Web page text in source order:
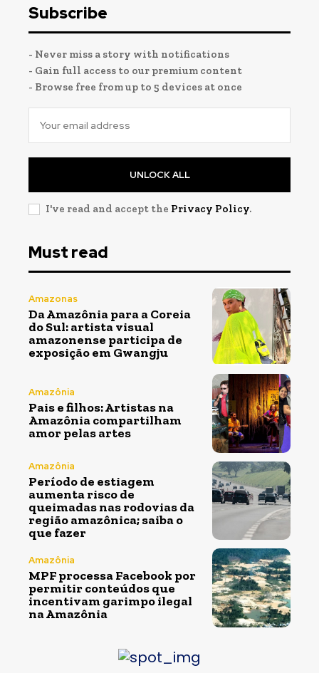
Subscribe
- Never miss a story with notifications
- Gain full access to our premium content
- Browse free from up to 5 devices at once
UNLOCK ALL
I've read and accept the Privacy Policy.
Must read
Amazonas
Da Amazônia para a Coreia
do Sul: artista visual
amazonense participa de
exposição em Gwangju
Amazônia
Pais e filhos: Artistas na
Amazônia compartilham
amor pelas artes
Amazônia
Período de estiagem
aumenta risco de
queimadas nas rodovias da
região amazônica; saiba o
que fazer
Amazônia
MPF processa Facebook por
permitir conteúdos que
incentivam garimpo ilegal
na Amazônia